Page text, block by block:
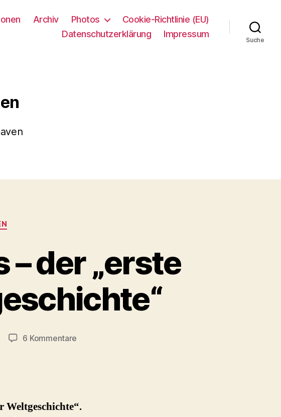
Archiv Photos
Cookie-Richtlinie (EU)
Datenschutzerklärung
Impressum
Suche
der „erste
6 Kommentare
„erste
Weltgeschichte“.